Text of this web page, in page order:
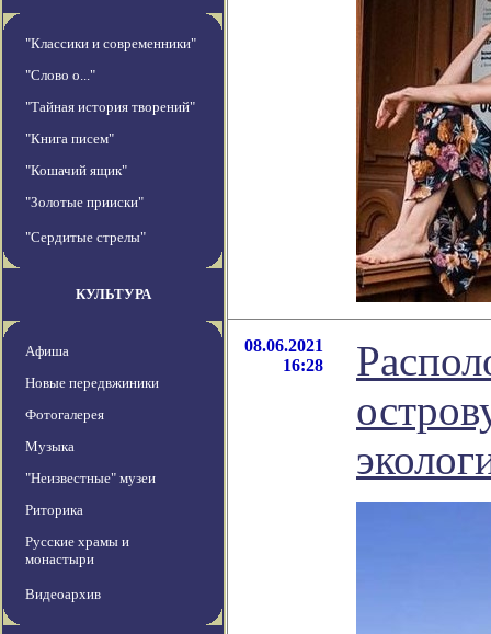
"Классики и современники"
"Слово о..."
"Тайная история творений"
"Книга писем"
"Кошачий ящик"
"Золотые прииски"
"Сердитые стрелы"
КУЛЬТУРА
Афиша
Новые передвжиники
Фотогалерея
Музыка
"Неизвестные" музеи
Риторика
Русские храмы и
монастыри
Видеоархив
08.06.2021
16:28